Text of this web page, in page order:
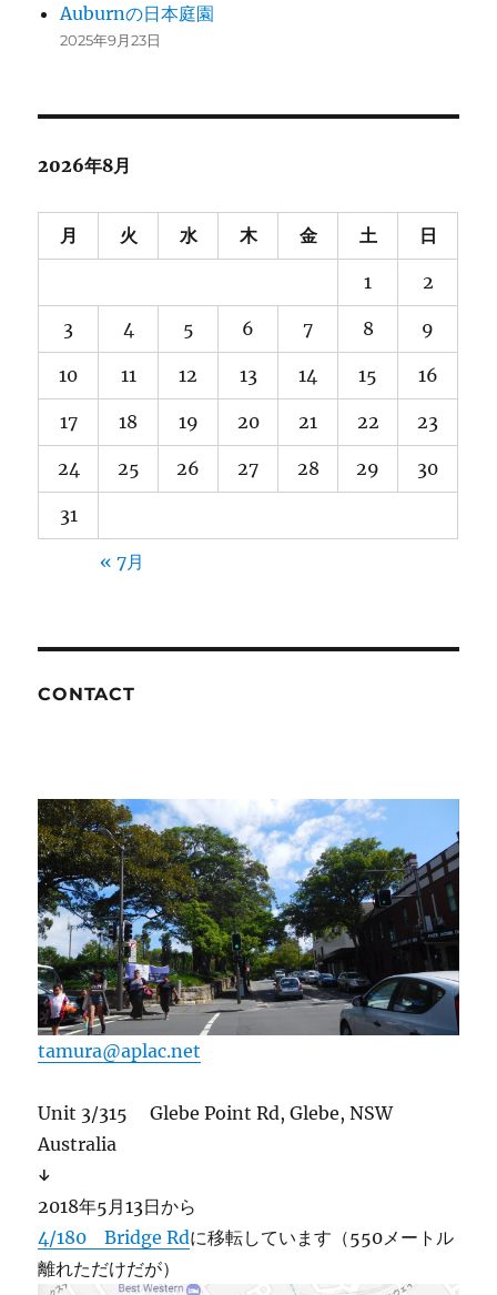
Auburnの日本庭園
2025年9月23日
2026年8月
月 火 水 木 金 土 日
1 2
3 4 5 6 7 8 9
10 11 12 13 14 15 16
17 18 19 20 21 22 23
24 25 26 27 28 29 30
31
« 7月
CONTACT
tamura@aplac.net
Unit 3/315 Glebe Point Rd, Glebe, NSW
Australia
↓
2018年5月13日から
4/180 Bridge Rdに移転しています（550メートル
離れただけだが）